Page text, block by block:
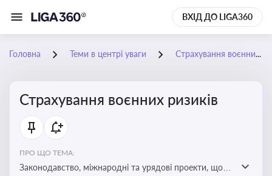
ВХІД ДО LIGA360
Головна Теми в центрі уваги Страхування воєнних ризиків
Страхування воєнних ризиків
ПРО ЩО ТЕМА:
Законодавство, міжнародні та урядові проекти, що